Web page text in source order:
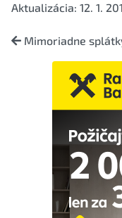
Aktualizácia: 12. 1.
Mimoriadne